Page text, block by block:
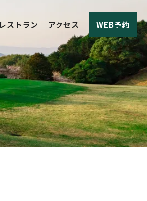
レストラン アクセス WEB予約